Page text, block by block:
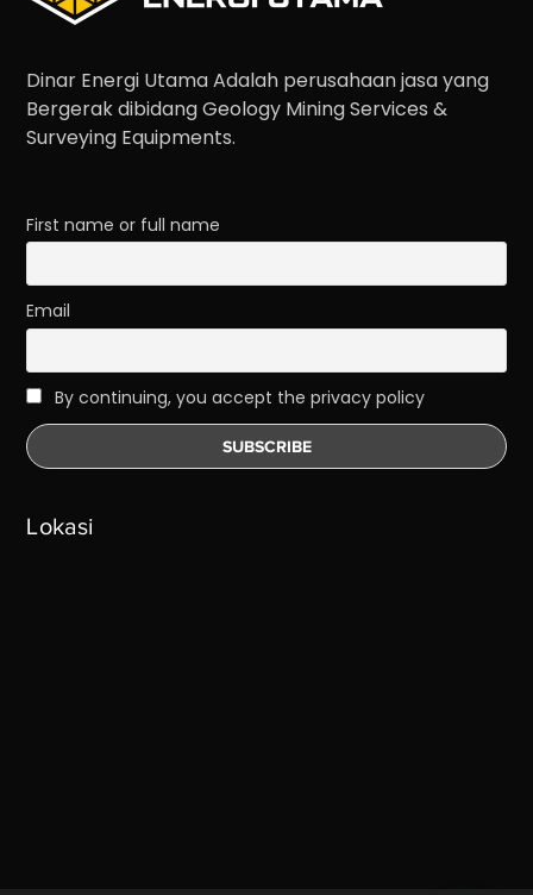
Dinar Energi Utama Adalah perusahaan jasa yang
Bergerak dibidang Geology Mining Services &
Surveying Equipments.
First name or full name
Email
By continuing, you accept the privacy policy
Lokasi